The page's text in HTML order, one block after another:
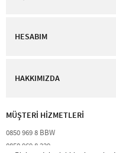
HESABIM
HAKKIMIZDA
MÜŞTERİ HİZMETLERİ​
0850 969 8 BBW​
0850 969 8 229​​